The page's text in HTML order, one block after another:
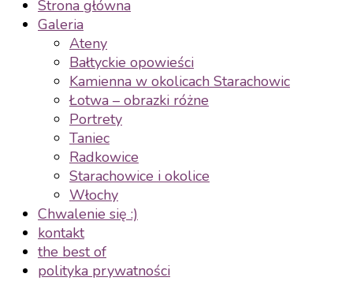
katula
twórz wspomnienia, nie zdjęcia
Strona główna
Galeria
Ateny
Bałtyckie opowieści
Kamienna w okolicach Starachowic
Łotwa – obrazki różne
Portrety
Taniec
Radkowice
Starachowice i okolice
Włochy
Chwalenie się :)
kontakt
the best of
polityka prywatności